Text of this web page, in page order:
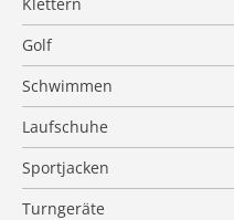
Golf
Schwimmen
Laufschuhe
Sportjacken
Turngeräte